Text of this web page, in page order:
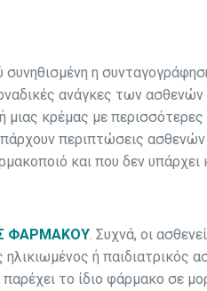
συνηθισμένη η
ανάγκες των
μιας κρέμας με
περιπτώσεις
και που δεν υπάρχει
ΦΑΡΜΑΚΟΥ. Συχνά, οι
ή παιδιατρικός
το ίδιο φάρμακο σε